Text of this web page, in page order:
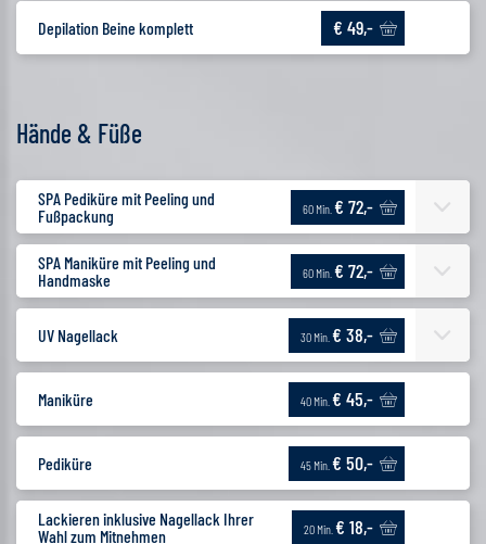
Depilation Beine komplett € 49,-
Hände & Füße
SPA Pediküre mit Peeling und
Fußpackung
60 Min. € 72,-
SPA Maniküre mit Peeling und
Handmaske
60 Min. € 72,-
UV Nagellack 30 Min. € 38,-
Maniküre 40 Min. € 45,-
Pediküre 45 Min. € 50,-
Lackieren inklusive Nagellack Ihrer
Wahl zum Mitnehmen
20 Min. € 18,-